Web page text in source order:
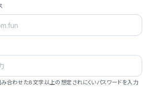
合わせた8文字以上の想定されにくいパスワードを入力